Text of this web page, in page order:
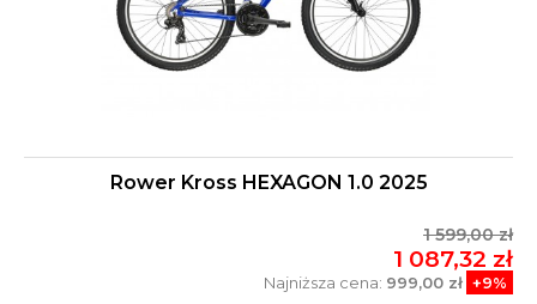
Rower Kross HEXAGON 1.0 2025
1 599,00 zł
1 087,32 zł
Najniższa cena: 999,00 zł +9%